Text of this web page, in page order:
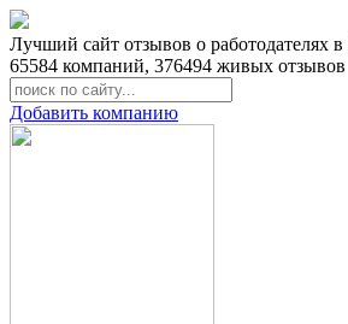
Лучший сайт отзывов о работодателях
65584 компаний, 376494 живых отзывов
Добавить компанию